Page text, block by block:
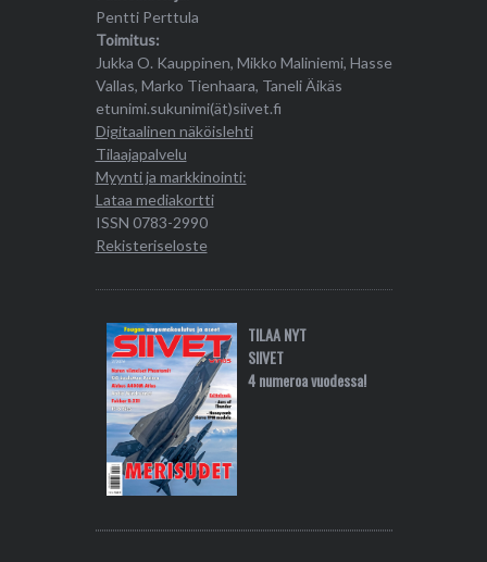
Pentti Perttula
Toimitus:
Jukka O. Kauppinen, Mikko Maliniemi, Hasse
Vallas, Marko Tienhaara, Taneli Äikäs
etunimi.sukunimi(ät)siivet.fi
Digitaalinen näköislehti
Tilaajapalvelu
Myynti ja markkinointi:
Lataa mediakortti
ISSN 0783-2990
Rekisteriseloste
TILAA NYT
SIIVET
4 numeroa vuodessa!